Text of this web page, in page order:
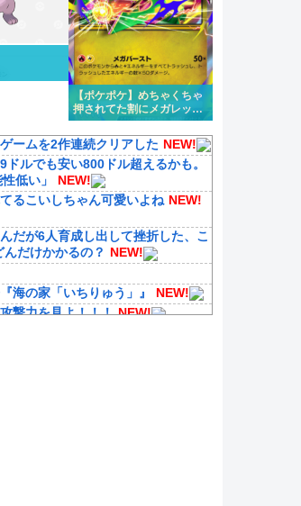
【ポケポケ】めちゃくちゃ
押されてた割にメガレック
ウザ微妙じゃないか？
ームを2作連続クリアした NEW!
ルでも安い800ドル超えるかも。
低い」
NEW!
るこいしちゃん可愛いよね NEW!
だが6人育成し出して挫折した、こ
だけかかるの？ NEW!
海の家「いちりゅう」』
NEW!
撃力を見よ！！！ NEW!